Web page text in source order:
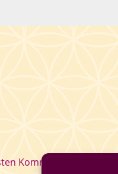
Kommentar